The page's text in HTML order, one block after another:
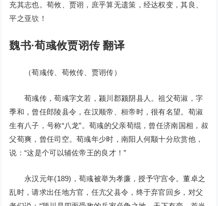
充其志也。荀攸、贾诩，庶乎算无遗策，经达权变，其良、
平之亚欤！
魏书·荀彧攸贾诩传 翻译
（荀彧传、荀攸传、贾诩传）
荀彧传，荀彧字文若，颍川郡颍阴县人。祖父荀淑，字
季和，曾任郎陵县令，在汉顺帝、桓帝时，很有名望。荀淑
生有八子，号称“八龙”。荀彧的父亲荀绲，曾任济南国相，叔
父荀爽，曾任司空。荀彧年少时，南阳人何颙十分欣赏他，
说：“这是个可以辅佐帝王的良才！”
永汉元年(189)，荀彧被举为孝廉，授予守宫令。董卓之
乱时，请求出任地方官，任亢父县令，终于弃官回乡，对父